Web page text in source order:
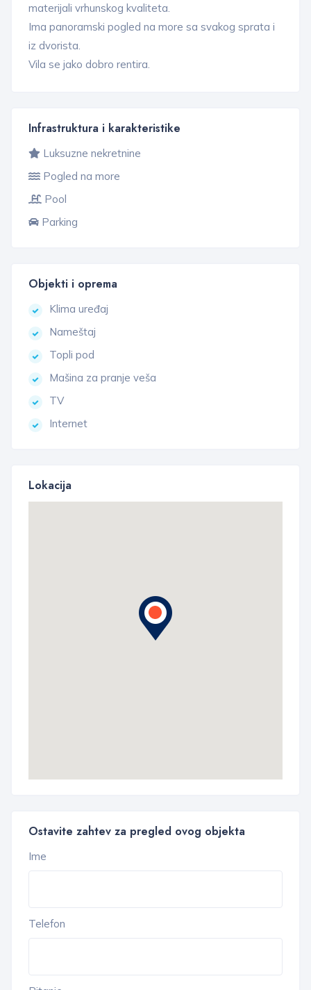
materijali vrhunskog kvaliteta.
Ima panoramski pogled na more sa svakog sprata i
iz dvorista.
Vila se jako dobro rentira.
Infrastruktura i karakteristike
Luksuzne nekretnine
Pogled na more
Pool
Parking
Objekti i oprema
Klima uređaj
Nameštaj
Topli pod
Mašina za pranje veša
TV
Internet
Lokacija
Ostavite zahtev za pregled ovog objekta
Ime
Telefon